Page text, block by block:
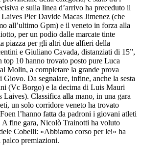
e sulla linea d’arrivo ha preceduto il
Pier Davide Macas Jimenez (che
all’ultimo Gpm) e il veneto in forza alla
per un podio dalle marcate tinte
piazza per gli altri due alfieri della
e Giuliano Cavada, distanziati di 15”,
top 10 hanno trovato posto pure Luca
Molin, a completare la grande prova
Da segnalare, infine, anche la sesta
(Vc Borgo) e la decima di Luis Mauri
Laives). Classifica alla mano, in una gara
un solo corridore veneto ha trovato
l’hanno fatta da padroni i giovani atleti
fine gara, Nicolò Trainotti ha voluto
Cobelli: «Abbiamo corso per lei» ha
premiazioni.